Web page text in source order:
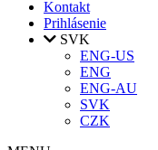
Kontakt
Prihlásenie
SVK
ENG-US
ENG
ENG-AU
SVK
CZK